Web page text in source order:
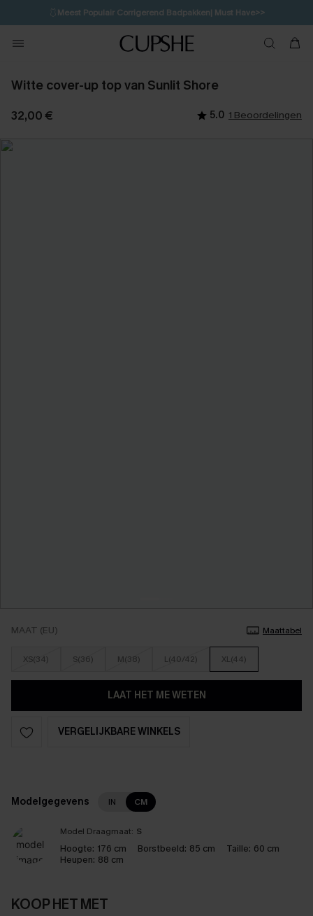
🩱Meest Populair Corrigerend Badpakken| Must Have>>
💌Abonneer je & ontvang tot 15% korting>>
Koop 3, krijg 15% korting | CODE: SW15
Witte cover-up top van Sunlit Shore
32,00 € 5.0 1 Beoordelingen
MAAT (EU) Maattabel
XS(34) S(36) M(38) L(40/42) XL(44)
LAAT HET ME WETEN
VERGELIJKBARE WINKELS
Modelgegevens IN CM
Model Draagmaat: S
Hoogte: 176 cm Borstbeeld: 85 cm Taille: 60 cm
Heupen: 88 cm
KOOP HET MET